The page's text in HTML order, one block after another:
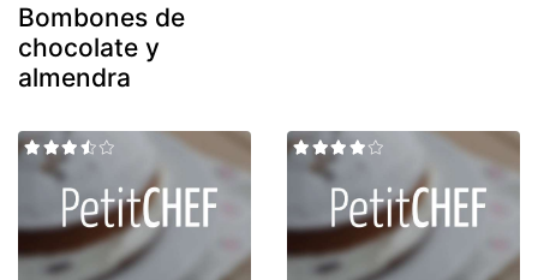
Bombones de
chocolate y
almendra